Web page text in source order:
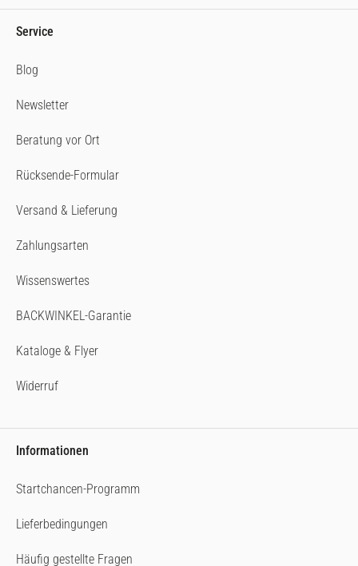
Service
Blog
Newsletter
Beratung vor Ort
Rücksende-Formular
Versand & Lieferung
Zahlungsarten
Wissenswertes
BACKWINKEL-Garantie
Kataloge & Flyer
Widerruf
Informationen
Startchancen-Programm
Lieferbedingungen
Häufig gestellte Fragen